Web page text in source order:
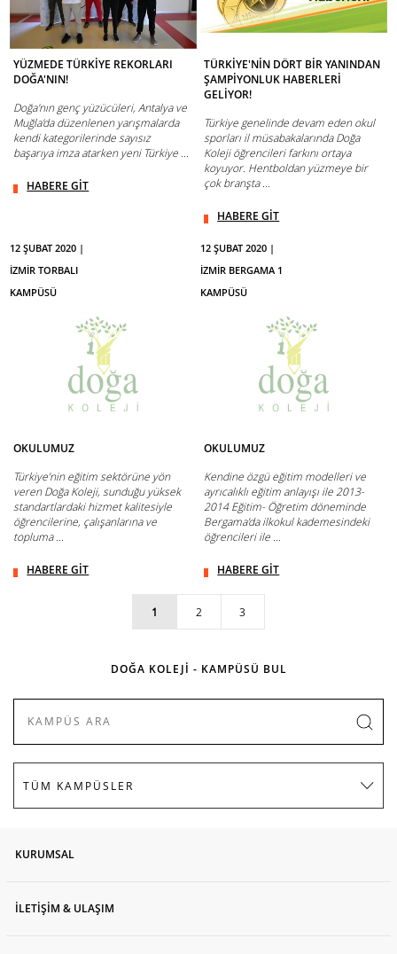
YÜZMEDE TÜRKİYE REKORLARI
DOĞA'NIN!
Doğa'nın genç yüzücüleri, Antalya ve
Muğla'da düzenlenen yarışmalarda
kendi kategorilerinde sayısız
başarıya imza atarken yeni Türkiye ...
HABERE GİT
TÜRKİYE'NİN DÖRT BİR YANINDAN
ŞAMPİYONLUK HABERLERİ
GELİYOR!
Türkiye genelinde devam eden okul
sporları il müsabakalarında Doğa
Koleji öğrencileri farkını ortaya
koyuyor. Hentboldan yüzmeye bir
çok branşta ...
HABERE GİT
12 ŞUBAT 2020 |
İZMİR TORBALI
KAMPÜSÜ
OKULUMUZ
Türkiye’nin eğitim sektörüne yön
veren Doğa Koleji, sunduğu yüksek
standartlardaki hizmet kalitesiyle
öğrencilerine, çalışanlarına ve
topluma ...
HABERE GİT
12 ŞUBAT 2020 |
İZMİR BERGAMA 1
KAMPÜSÜ
OKULUMUZ
Kendine özgü eğitim modelleri ve
ayrıcalıklı eğitim anlayışı ile 2013-
2014 Eğitim- Öğretim döneminde
Bergama’da ilkokul kademesindeki
öğrencileri ile ...
HABERE GİT
1 2 3
DOĞA KOLEJİ - KAMPÜSÜ BUL
KURUMSAL
İLETİŞİM & ULAŞIM